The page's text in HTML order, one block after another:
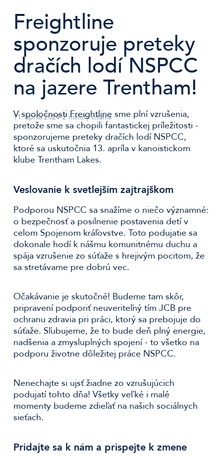
Freightline
sponzoruje preteky
dračích lodí NSPCC
na jazere Trentham!
11. apríla 2024-2 minúty čítania
V spoločnosti Freightline sme plní vzrušenia,
pretože sme sa chopili fantastickej príležitosti -
sponzorujeme preteky dračích lodí NSPCC,
ktoré sa uskutočnia 13. apríla v kanoistickom
klube Trentham Lakes.
Veslovanie k svetlejším zajtrajškom
Podporou NSPCC sa snažíme o niečo významné:
o bezpečnosť a posilnenie postavenia detí v
celom Spojenom kráľovstve. Toto podujatie sa
dokonale hodí k nášmu komunitnému duchu a
spája vzrušenie zo súťaže s hrejivým pocitom, že
sa stretávame pre dobrú vec.
Očakávanie je skutočné! Budeme tam skôr,
pripravení podporiť neuveriteľný tím JCB pre
ochranu zdravia pri práci, ktorý sa prebojuje do
súťaže. Sľubujeme, že to bude deň plný energie,
nadšenia a zmysluplných spojení - to všetko na
podporu životne dôležitej práce NSPCC.
Nenechajte si ujsť žiadne zo vzrušujúcich
podujatí tohto dňa! Všetky veľké i malé
momenty budeme zdieľať na našich sociálnych
sieťach.
Pridajte sa k nám a prispejte k zmene